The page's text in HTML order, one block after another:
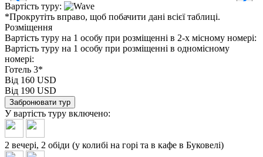
Вартість туру:
*Прокрутіть вправо, щоб побачити дані всієї таблиці.
Розміщення
Вартість туру на 1 особу при розміщенні в 2-х місному номері:
Вартість туру на 1 особу при розміщенні в одномісному
номері:
Готель 3*
Від 160 USD
Від 190 USD
Забронювати тур
У вартість туру включено:
2 вечері, 2 обіди (у колибі на горі та в кафе в Буковелі)